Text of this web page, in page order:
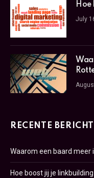
Hoe
July
RECENTE
Waarom een baard meer
Hoe boost jij je